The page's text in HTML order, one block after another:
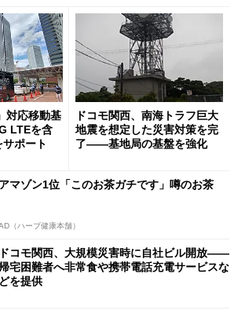
対応移動基
LTEを含
ポート
ドコモ関西、南海トラフ巨大
地震を想定した災害対策を完
了――基地局の基盤を強化
アマゾン1位「このお茶ガチです」噂のお茶
（ハーブ健康本舗）
ドコモ関西、大規模災害時に自社ビル開放――
帰宅困難者へ非常食や携帯電話充電サービスな
どを提供